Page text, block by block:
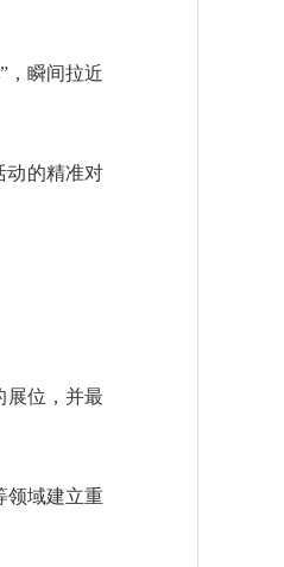
，瞬间拉近
动的精准对
位，并最
领域建立重